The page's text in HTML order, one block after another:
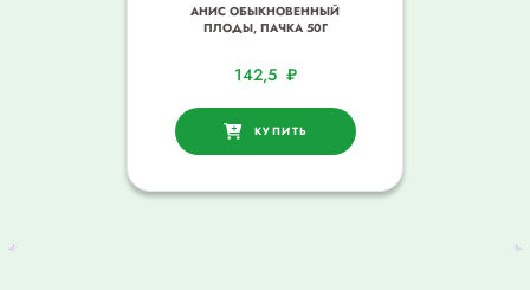
АНИС ОБЫКНОВЕННЫЙ
ПЛОДЫ, ПАЧКА 50Г
142,5 ₽
КУПИТЬ